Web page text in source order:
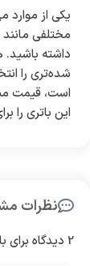
یکی از موارد
مختلفی
داشته باشید.
است، قیمت
این باتری را
نظرات
2 دیدگاه برای